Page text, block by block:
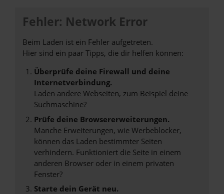
Fehler: Network Error
Beim Laden ist ein Fehler aufgetreten.
Hier sind ein paar Tipps, die dir helfen können:
Überprüfe deine Firewall und deine
Internetverbindung.
Laden andere Webseiten, zum Beispiel deine
Suchmaschine?
Prüfe deine Browsererweiterungen.
Manche Erweiterungen, wie Werbeblocker,
können das Laden bestimmter Seiten
verhindern. Funktioniert die Seite in einem
anderen Browser oder in einem privaten
Fenster?
Starte dein Gerät neu.